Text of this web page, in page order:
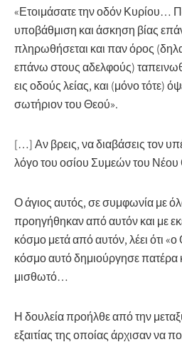
«Ετοιμάσατε την οδόν Κυρίου…
υποβάθμιση και άσκηση βίας
πληρωθήσεται και παν όρος
επάνω στους αδελφούς)
εις οδούς λείας, και (μόνο τότε)
σωτήριον του Θεού».
[…] Αν βρεις, να διαβάσεις τον
λόγο του οσίου Συμεών του
Ο άγιος αυτός, σε συμφωνία με
προηγήθηκαν από αυτόν και με
κόσμο μετά από αυτόν, λέει ότι
κόσμο αυτό δημιούργησε πατέρα
μισθωτό…
Η δουλεία προήλθε από την
εξαιτίας της οποίας άρχισαν να